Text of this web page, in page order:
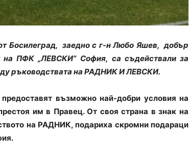
Босилеград, заедно с г-н Любо Яшев, добър
ПФК „ЛЕВСКИ” София, са съдействали за
ръководствата на РАДНИК И ЛЕВСКИ.
възможно най-добри условия на
им в Правец. От своя страна в знак на
на РАДНИК, подариха скромни подараци